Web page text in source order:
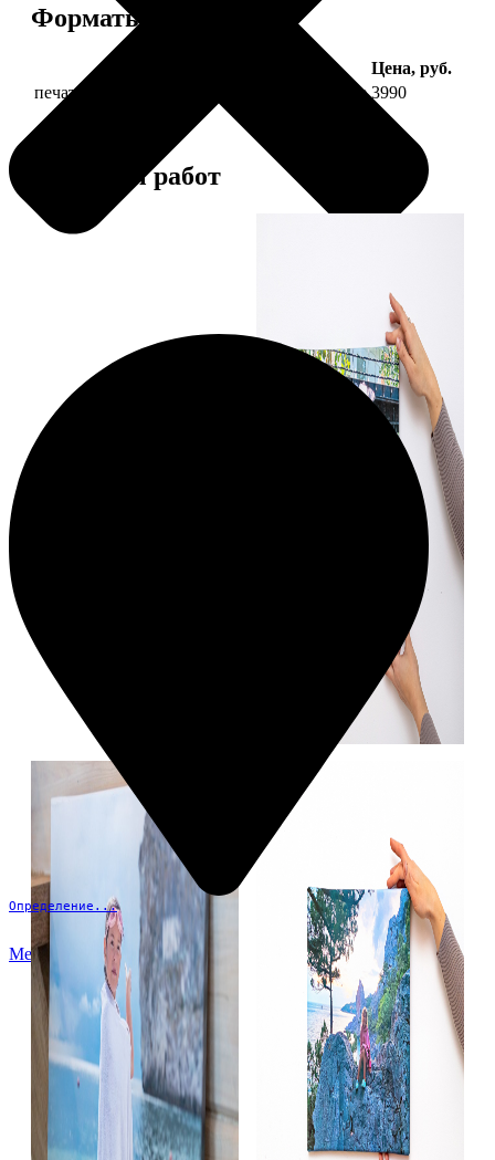
Определение...
Меню
Форматы и цены
Цена, руб.
печать фото на холсте 30х90 на подрамнике 3990
Примеры работ